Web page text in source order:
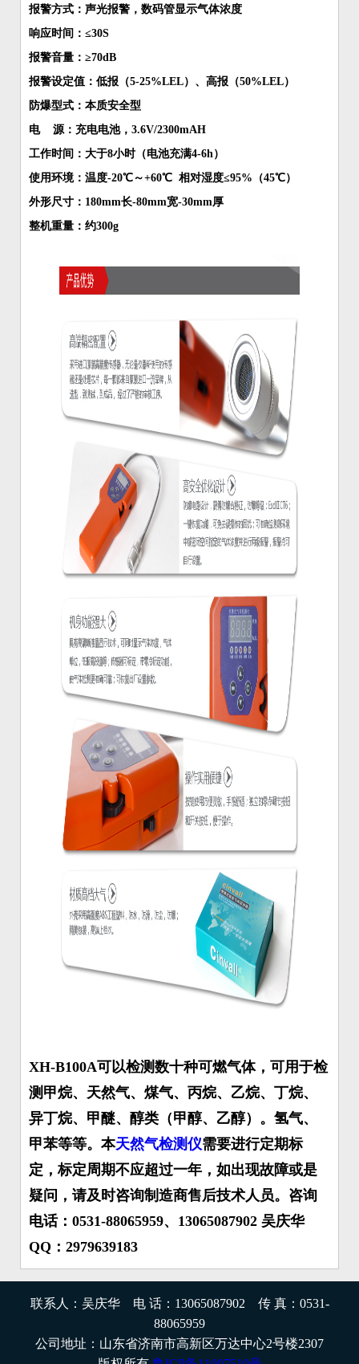
报警方式：声光报警，数码管显示气体浓度
响应时间：≤30S
报警音量：≥70dB
报警设定值：低报（5-25%LEL）、高报（50%LEL）
防爆型式：本质安全型
电 源：充电电池，3.6V/2300mAH
工作时间：大于8小时（电池充满4-6h）
使用环境：温度-20℃～+60℃ 相对湿度≤95%（45℃）
外形尺寸：180mm长-80mm宽-30mm厚
整机重量：约300g
XH-B100A可以检测数十种可燃气体，可用于检
测甲烷、天然气、煤气、丙烷、乙烷、丁烷、
异丁烷、甲醚、醇类（甲醇、乙醇）。氢气、
甲苯等等。本天然气检测仪需要进行定期标
定，标定周期不应超过一年，如出现故障或是
疑问，请及时咨询制造商售后技术人员。咨询
电话：0531-88065959、13065087902 吴庆华
QQ：2979639183
联系人：吴庆华 电 话：13065087902 传 真：0531-
88065959
公司地址：山东省济南市高新区万达中心2号楼2307